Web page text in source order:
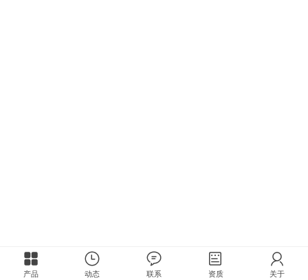
产品 动态 联系 资质 关于